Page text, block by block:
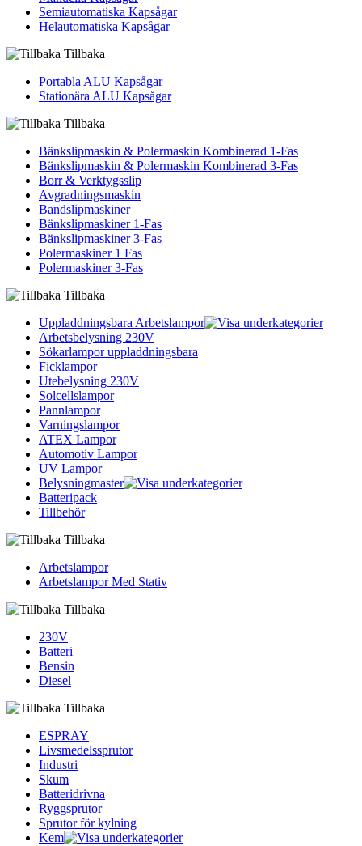
Semiautomatiska Kapsågar
Helautomatiska Kapsågar
Tillbaka
Portabla ALU Kapsågar
Stationära ALU Kapsågar
Tillbaka
Bänkslipmaskin & Polermaskin Kombinerad 1-Fas
Bänkslipmaskin & Polermaskin Kombinerad 3-Fas
Borr & Verktygsslip
Avgradningsmaskin
Bandslipmaskiner
Bänkslipmaskiner 1-Fas
Bänkslipmaskiner 3-Fas
Polermaskiner 1 Fas
Polermaskiner 3-Fas
Tillbaka
Uppladdningsbara Arbetslampor
Arbetsbelysning 230V
Sökarlampor uppladdningsbara
Ficklampor
Utebelysning 230V
Solcellslampor
Pannlampor
Varningslampor
ATEX Lampor
Automotiv Lampor
UV Lampor
Belysningmaster
Batteripack
Tillbehör
Tillbaka
Arbetslampor
Arbetslampor Med Stativ
Tillbaka
230V
Batteri
Bensin
Diesel
Tillbaka
ESPRAY
Livsmedelssprutor
Industri
Skum
Batteridrivna
Ryggsprutor
Sprutor för kylning
Kem